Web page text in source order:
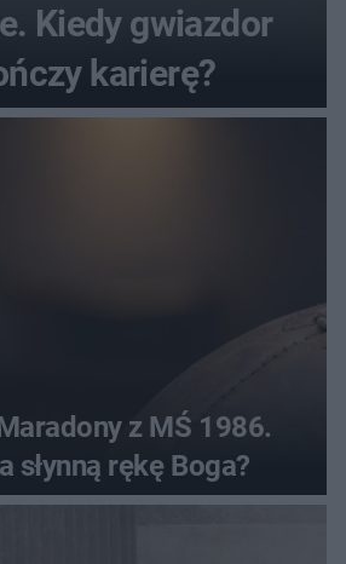
Kiedy gwiazdor
karierę?
z MŚ 1986.
słynną rękę Boga?